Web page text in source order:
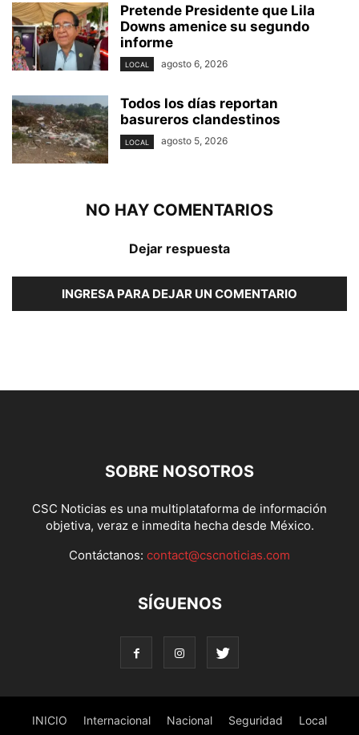
Pretende Presidente que Lila
Downs amenice su segundo
informe
LOCAL agosto 6, 2026
Todos los días reportan
basureros clandestinos
LOCAL agosto 5, 2026
NO HAY COMENTARIOS
Dejar respuesta
INGRESA PARA DEJAR UN COMENTARIO
SOBRE NOSOTROS
CSC Noticias es una multiplataforma de información
objetiva, veraz e inmedita hecha desde México.
Contáctanos: contact@cscnoticias.com
SÍGUENOS
INICIO Internacional Nacional Seguridad Local